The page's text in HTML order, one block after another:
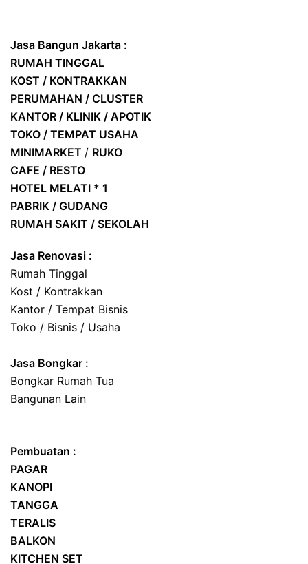
Jasa Bangun Jakarta :
RUMAH TINGGAL
KOST / KONTRAKKAN
PERUMAHAN / CLUSTER
KANTOR / KLINIK / APOTIK
TOKO / TEMPAT USAHA
MINIMARKET / RUKO
CAFE / RESTO
HOTEL MELATI * 1
PABRIK / GUDANG
RUMAH SAKIT / SEKOLAH
Jasa Renovasi :
Rumah Tinggal
Kost / Kontrakkan
Kantor / Tempat Bisnis
Toko / Bisnis / Usaha
Jasa Bongkar :
Bongkar Rumah Tua
Bangunan Lain
Pembuatan :
PAGAR
KANOPI
TANGGA
TERALIS
BALKON
KITCHEN SET